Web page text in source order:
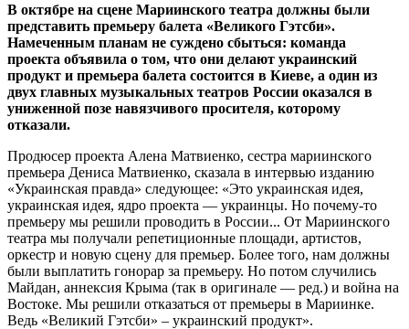
В октябре на сцене Мариинского театра должны были
представить премьеру балета «Великого Гэтсби».
Намеченным планам не суждено сбыться: команда
проекта объявила о том, что они делают украинский
продукт и премьера балета состоится в Киеве, а один из
двух главных музыкальных театров России оказался в
униженной позе навязчивого просителя, которому
отказали.
Продюсер проекта Алена Матвиенко, сестра мариинского
премьера Дениса Матвиенко, сказала в интервью изданию
«Украинская правда» следующее: «Это украинская идея,
украинская идея, ядро проекта — украинцы. Но почему-то
премьеру мы решили проводить в России... От Мариинского
театра мы получали репетиционные площади, артистов,
оркестр и новую сцену для премьер. Более того, нам должны
были выплатить гонорар за премьеру. Но потом случились
Майдан, аннексия Крыма (так в оригинале — ред.) и война на
Востоке. Мы решили отказаться от премьеры в Мариинке.
Ведь «Великий Гэтсби» – украинский продукт».